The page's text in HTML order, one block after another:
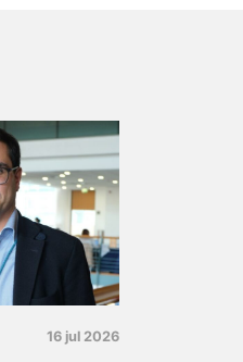
16 jul 2026